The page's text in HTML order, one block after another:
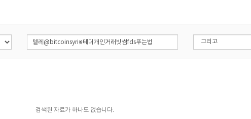
검색된 자료가 하나도 없습니다.